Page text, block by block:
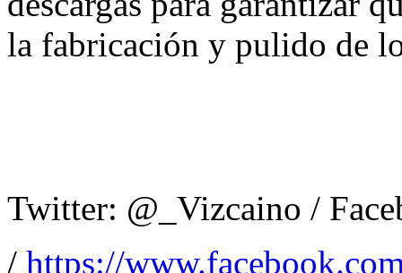
la fabricación y pulido de
Twitter: @_Vizcaino /
/ https://